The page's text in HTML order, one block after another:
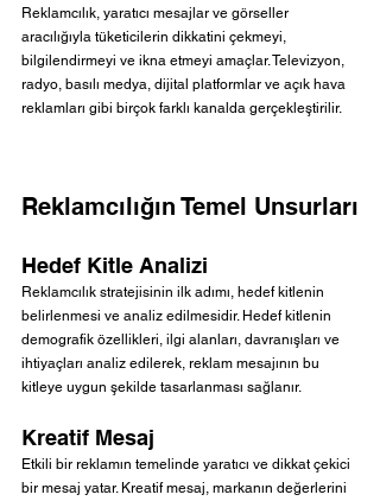
Reklamcılık, yaratıcı mesajlar ve görseller
aracılığıyla tüketicilerin dikkatini çekmeyi,
bilgilendirmeyi ve ikna etmeyi amaçlar. Televizyon,
radyo, basılı medya, dijital platformlar ve açık hava
reklamları gibi birçok farklı kanalda gerçekleştirilir.
Reklamcılığın Temel Unsurları
Hedef Kitle Analizi
Reklamcılık stratejisinin ilk adımı, hedef kitlenin
belirlenmesi ve analiz edilmesidir. Hedef kitlenin
demografik özellikleri, ilgi alanları, davranışları ve
ihtiyaçları analiz edilerek, reklam mesajının bu
kitleye uygun şekilde tasarlanması sağlanır.
Kreatif Mesaj
Etkili bir reklamın temelinde yaratıcı ve dikkat çekici
bir mesaj yatar. Kreatif mesaj, markanın değerlerini